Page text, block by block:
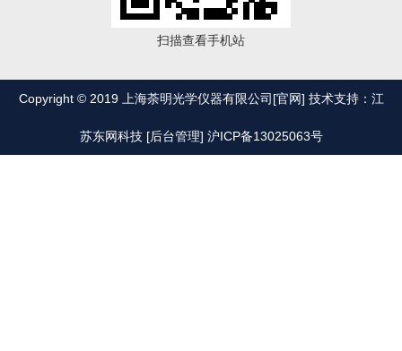
扫描查看手机站
Copyright © 2019 上海荼明光学仪器有限公司[官网] 技术支持：江
苏东网科技 [后台管理] 沪ICP备13025063号